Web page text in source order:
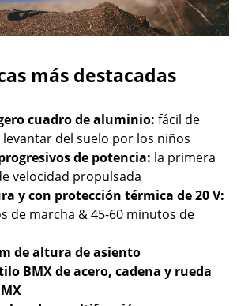
más destacadas
cuadro de aluminio: fácil de
del suelo por los niños
de potencia: la primera
velocidad propulsada
y con protección térmica de 20 V:
de marcha & 45-60 minutos de
de altura de asiento
BMX de acero, cadena y rueda